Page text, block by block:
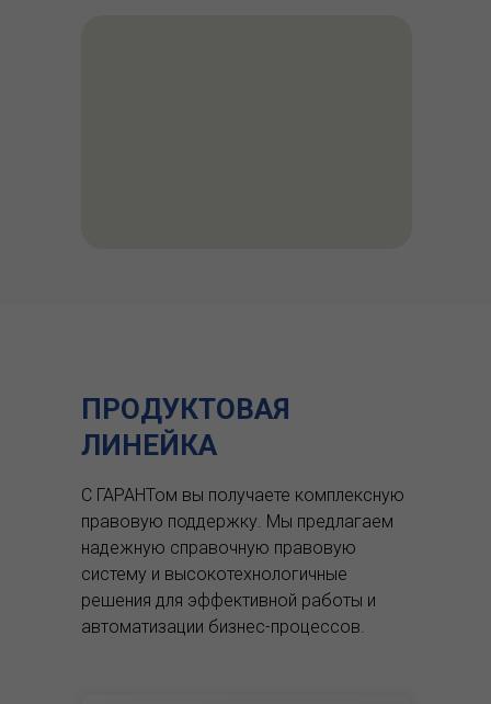
ПРОДУКТОВАЯ
ЛИНЕЙКА
С ГАРАНТом вы получаете комплексную
правовую поддержку. Мы предлагаем
надежную справочную правовую
систему и высокотехнологичные
решения для эффективной работы и
автоматизации бизнес-процессов.